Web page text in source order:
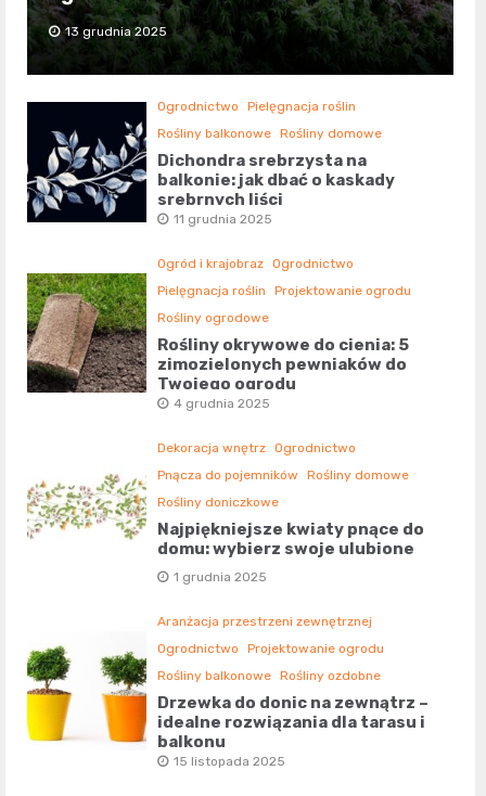
13 grudnia 2025
Ogrodnictwo
Pielęgnacja roślin
Rośliny balkonowe Rośliny domowe
Dichondra srebrzysta na
balkonie: jak dbać o kaskady
srebrnych liści
11 grudnia 2025
Ogród i krajobraz Ogrodnictwo
Pielęgnacja roślin
Projektowanie ogrodu
Rośliny ogrodowe
Rośliny okrywowe do cienia: 5
zimozielonych pewniaków do
Twojego ogrodu
4 grudnia 2025
Dekoracja wnętrz Ogrodnictwo
Pnącza do pojemników
Rośliny domowe
Rośliny doniczkowe
Najpiękniejsze kwiaty pnące do
domu: wybierz swoje ulubione
1 grudnia 2025
Aranżacja przestrzeni zewnętrznej
Ogrodnictwo
Projektowanie ogrodu
Rośliny balkonowe Rośliny ozdobne
Drzewka do donic na zewnątrz –
idealne rozwiązania dla tarasu i
balkonu
15 listopada 2025